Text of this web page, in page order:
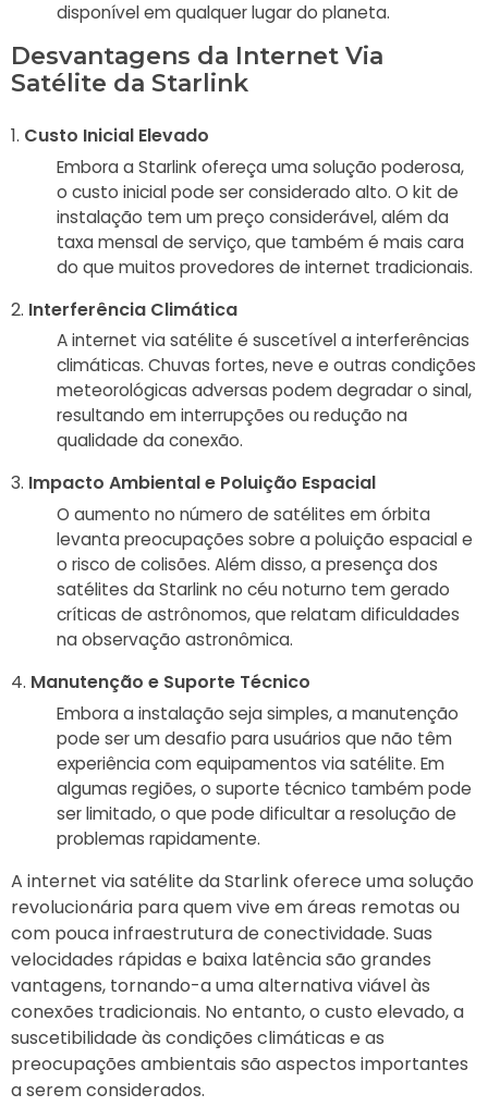
disponível em qualquer lugar do planeta.
Desvantagens da Internet Via
Satélite da Starlink
Custo Inicial Elevado
Embora a Starlink ofereça uma solução poderosa,
o custo inicial pode ser considerado alto. O kit de
instalação tem um preço considerável, além da
taxa mensal de serviço, que também é mais cara
do que muitos provedores de internet tradicionais.
Interferência Climática
A internet via satélite é suscetível a interferências
climáticas. Chuvas fortes, neve e outras condições
meteorológicas adversas podem degradar o sinal,
resultando em interrupções ou redução na
qualidade da conexão.
Impacto Ambiental e Poluição Espacial
O aumento no número de satélites em órbita
levanta preocupações sobre a poluição espacial e
o risco de colisões. Além disso, a presença dos
satélites da Starlink no céu noturno tem gerado
críticas de astrônomos, que relatam dificuldades
na observação astronômica.
Manutenção e Suporte Técnico
Embora a instalação seja simples, a manutenção
pode ser um desafio para usuários que não têm
experiência com equipamentos via satélite. Em
algumas regiões, o suporte técnico também pode
ser limitado, o que pode dificultar a resolução de
problemas rapidamente.
A internet via satélite da Starlink oferece uma solução
revolucionária para quem vive em áreas remotas ou
com pouca infraestrutura de conectividade. Suas
velocidades rápidas e baixa latência são grandes
vantagens, tornando-a uma alternativa viável às
conexões tradicionais. No entanto, o custo elevado, a
suscetibilidade às condições climáticas e as
preocupações ambientais são aspectos importantes
a serem considerados.